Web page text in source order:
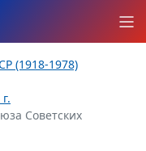
(1918-1978)
Советских